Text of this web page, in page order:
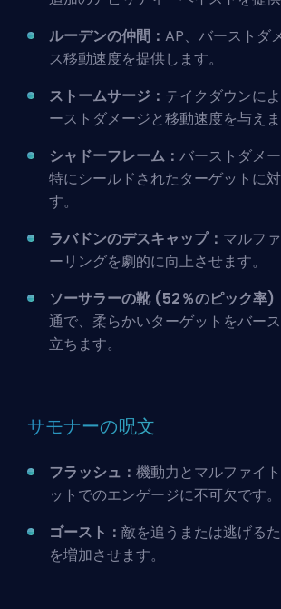
ルーデンの仲間： AP、バーストダ
ス移動速度を提供します。
ストームサージ： テイクダウンに
ーストダメージと移動速度を与えま
シャドーフレーム： バーストダメー
特にシールドされたターゲットに
す。
ラバドンのデスキャップ： マルフ
ーリングを劇的に向上させます。
ソーサラーの靴 (52％のピック率)
通で、柔らかいターゲットをバー
立ちます。
サモナーの呪文
フラッシュ： 機動力とマルファイ
ットでのエンゲージに不可欠です。
ゴースト： 敵を追うまたは逃げる
を増加させます。